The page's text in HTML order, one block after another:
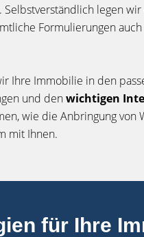
legen
Formulierungen
Ihre Immobilie in den
und denwichtigen
wie die Anbringung von
mit Ihnen.
für Ihre